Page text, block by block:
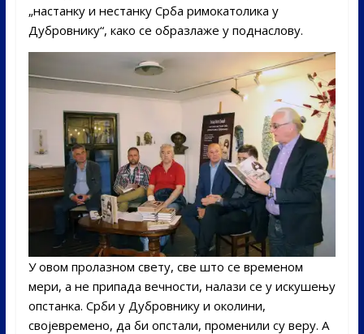
„настанку и нестанку Срба римокатолика у
Дубровнику“, како се образлаже у поднаслову.
У овом пролазном свету, све што се временом
мери, а не припада вечности, налази се у искушењу
опстанка. Срби у Дубровнику и околини,
својевремено, да би опстали, променили су веру. А